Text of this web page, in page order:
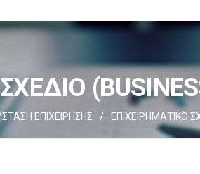
ΕΠΙΧΕΙΡΗΣΗΣ / EΠΙΧΕΙΡΗΜΑΤΙΚΟ